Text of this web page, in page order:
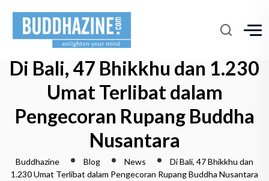
Di Bali, 47 Bhikkhu dan 1.230
Umat Terlibat dalam
Pengecoran Rupang Buddha
Nusantara
Buddhazine Blog News
Di Bali, 47 Bhikkhu dan
1.230 Umat Terlibat dalam Pengecoran Rupang Buddha Nusantara